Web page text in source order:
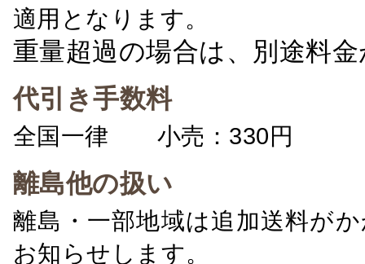
適用となります。
重量超過の場合は、別途料
代引き手数料
全国一律 小売：330円 卸
離島他の扱い
離島・一部地域は追加送料が
お知らせします。